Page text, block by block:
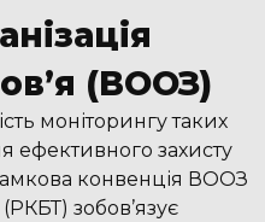
(ВООЗ)
моніторингу таких
ефективного захисту
конвенція ВООЗ
зобов’язує